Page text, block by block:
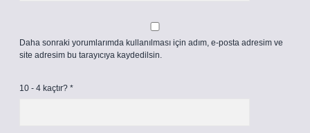
Daha sonraki yorumlarımda kullanılması için adım, e-posta adresim ve
site adresim bu tarayıcıya kaydedilsin.
10 - 4 kaçtır? *